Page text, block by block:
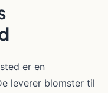
er en
leverer blomster til